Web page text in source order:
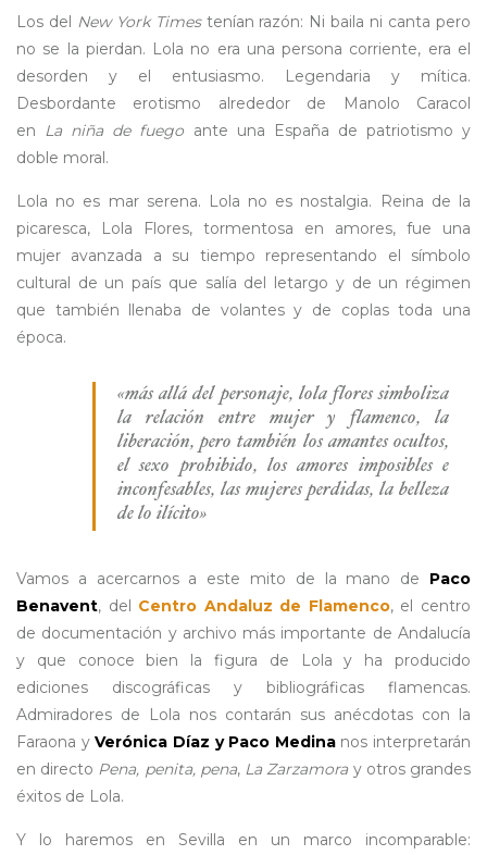
Los del New York Timestenían razón: Ni baila ni canta pero
no se la pierdan. Lola no era una persona corriente, era el
desorden y el entusiasmo. Legendaria y mítica.
Desbordante erotismo alrededor de Manolo Caracol
en La niña de fuego ante una España de patriotismo y
doble moral.
Lola no es mar serena. Lola no es nostalgia. Reina de la
picaresca, Lola Flores, tormentosa en amores, fue una
mujer avanzada a su tiempo representando el símbolo
cultural de un país que salía del letargo y de un régimen
que también llenaba de volantes y de coplas toda una
época.
«más allá del personaje, lola flores simboliza
la relación entre mujer y flamenco, la
liberación, pero también los amantes ocultos,
el sexo prohibido, los amores imposibles e
inconfesables, las mujeres perdidas, la belleza
de lo ilícito»
Vamos a acercarnos a este mito de la mano de Paco
Benavent, del Centro Andaluz de Flamenco, el centro
de documentación y archivo más importante de Andalucía
y que conoce bien la figura de Lola y ha producido
ediciones discográficas y bibliográficas flamencas.
Admiradores de Lola nos contarán sus anécdotas con la
Faraona yVerónica Díaz y Paco Medinanos interpretarán
en directo Pena, penita, pena, La Zarzamoray otros grandes
éxitos de Lola.
Y lo haremos en Sevilla
en un marco incomparable: